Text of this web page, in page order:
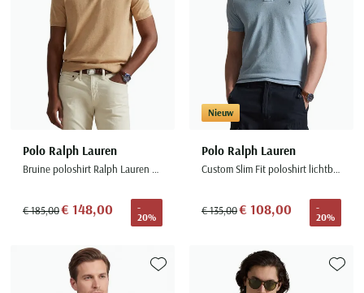
Polo Ralph Lauren
Bruine poloshirt Ralph Lauren normale fit 3 knopen
€ 185,00€ 148,00
-
20%
Polo Ralph Lauren
Custom Slim Fit poloshirt lichtblauw
€ 135,00€ 108,00
-
20%
Nieuw
Toevoegen aan favorieten